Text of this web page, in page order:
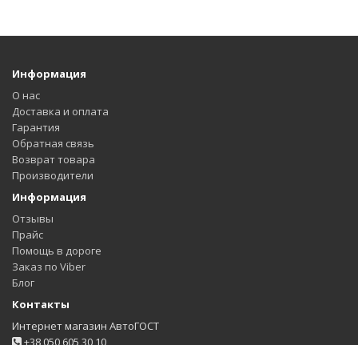
Информация
О нас
Доставка и оплата
Гарантия
Обратная связь
Возврат товара
Производители
Информация
Отзывы
Прайс
Помощь в дороге
Заказ по Viber
Блог
Контакты
Интернет магазин АвтоГОСТ
+38 050 605 30 10